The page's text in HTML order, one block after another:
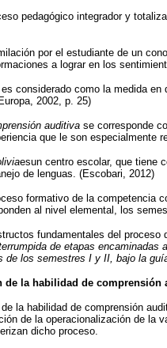
pedagógico integrador y
por el estudiante de un
a lograr en los
es considerado como la medida
2002, p. 25)
auditiva se corresponde
que le son especialmente
esun centro escolar, que tiene
de lenguas. (Escobari, 2012)
formativo de la competencia
al nivel elemental, los
fundamentales del
de etapas
los semestres I y II, bajo la
de la habilidad de
la habilidad de comprensión
de la operacionalización de
dicho proceso.